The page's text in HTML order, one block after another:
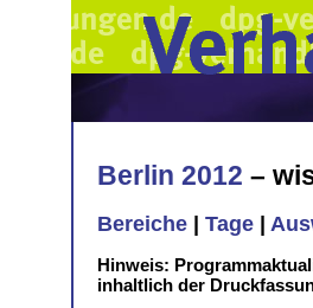
Berlin 2012 –
Bereiche Tage
Hinweis:
inhaltlich der